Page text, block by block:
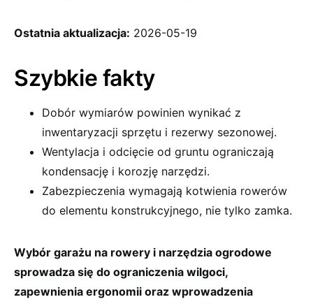
Ostatnia aktualizacja: 2026-05-19
Szybkie fakty
Dobór wymiarów powinien wynikać z
inwentaryzacji sprzętu i rezerwy sezonowej.
Wentylacja i odcięcie od gruntu ograniczają
kondensację i korozję narzędzi.
Zabezpieczenia wymagają kotwienia rowerów
do elementu konstrukcyjnego, nie tylko zamka.
Wybór garażu na rowery i narzędzia ogrodowe
sprowadza się do ograniczenia wilgoci,
zapewnienia ergonomii oraz wprowadzenia